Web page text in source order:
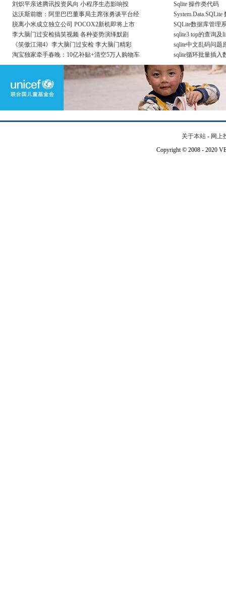
刘炽平亲述腾讯投资风向 小程序生态影响投
达沃斯前瞻：阿里巴巴董事局主席张勇谈平台经
脱离小米成立独立公司 POCOX2新机即将上市
李大脑门过安检搞笑视频 各种姿势演绎默剧
《笑傲江湖4》李大脑门过安检 李大脑门精彩
淘宝独家牵手春晚：10亿补贴+清空5万人购物车
Sqlite 操作类代码
SQLite数据库管理
sqlite3 top的查询及
sqlite中文乱码问题
sqlite循环批量插入
关于本站 - 网上
Copyright © 2008 - 2020